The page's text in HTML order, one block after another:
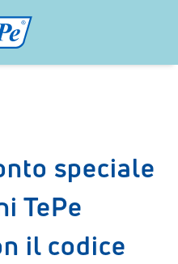
speciale
TePe
il codice